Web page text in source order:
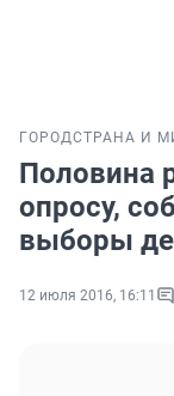
ГОРОДСТРАНА И
Половина
опросу,
выборы
12 июля 2016, 16:11